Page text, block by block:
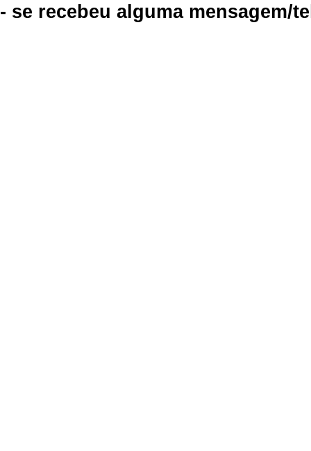
- se recebeu alguma mensagem/